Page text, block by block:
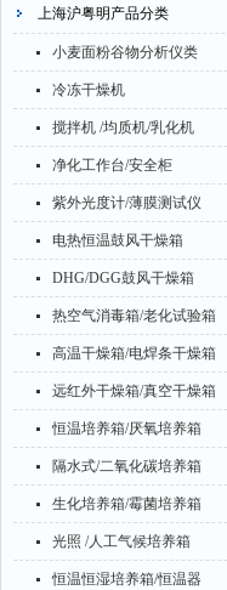
上海沪粤明产品分类
小麦面粉谷物分析仪类
冷冻干燥机
搅拌机 /均质机/乳化机
净化工作台/安全柜
紫外光度计/薄膜测试仪
电热恒温鼓风干燥箱
DHG/DGG鼓风干燥箱
热空气消毒箱/老化试验箱
高温干燥箱/电焊条干燥箱
远红外干燥箱/真空干燥箱
恒温培养箱/厌氧培养箱
隔水式/二氧化碳培养箱
生化培养箱/霉菌培养箱
光照 /人工气候培养箱
恒温恒湿培养箱/恒温器